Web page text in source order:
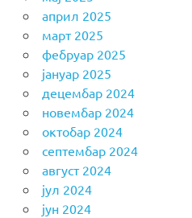
април 2025
март 2025
фебруар 2025
јануар 2025
децембар 2024
новембар 2024
октобар 2024
септембар 2024
август 2024
јул 2024
јун 2024